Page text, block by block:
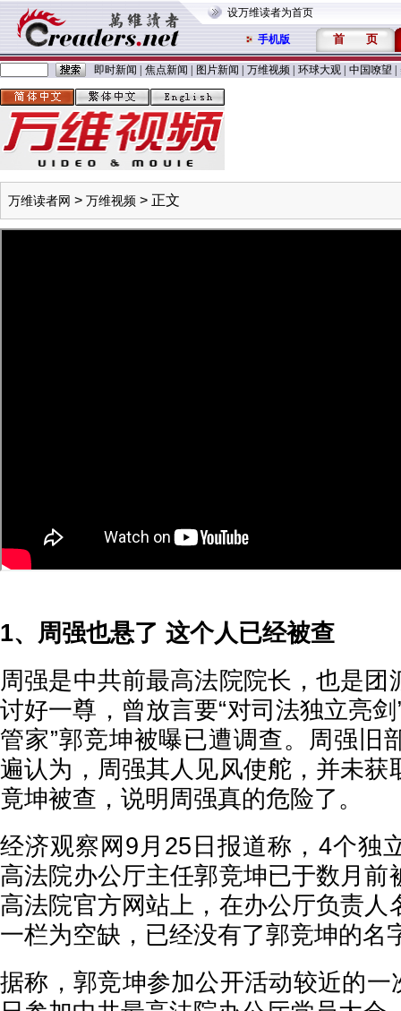
设万维读者为首页
手机版 首 页
即时新闻 焦点新闻 图片新闻 万维视频 环球大观 中国嘹望
万维读者网 > 万维视频 > 正文
1、周强也悬了 这个人已经被查
周强是中共前最高法院院长，也是团
讨好一尊，曾放言要“对司法独立亮
管家”郭竞坤被曝已遭调查。周强旧
遍认为，周强其人见风使舵，并未获
竟坤被查，说明周强真的危险了。
经济观察网9月25日报道称，4个独
高法院办公厅主任郭竞坤已于数月前
高法院官方网站上，在办公厅负责人
一栏为空缺，已经没有了郭竞坤的名
据称，郭竞坤参加公开活动较近的一